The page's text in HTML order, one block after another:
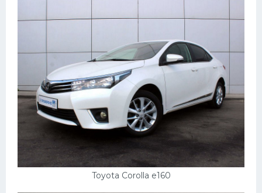
Toyota Corolla e160